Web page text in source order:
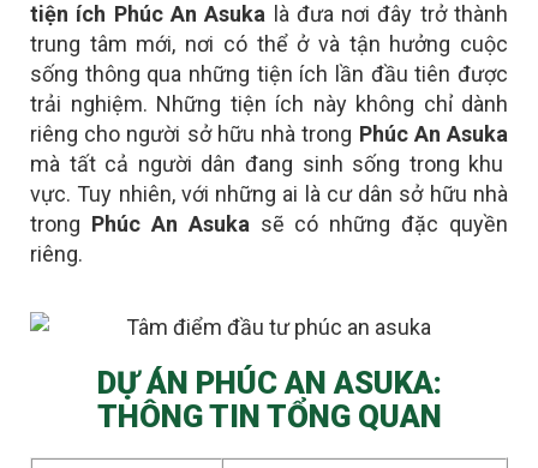
tiện ích Phúc An Asuka là đưa nơi đây trở thành
trung tâm mới, nơi có thể ở và tận hưởng cuộc
sống thông qua những tiện ích lần đầu tiên được
trải nghiệm. Những tiện ích này không chỉ dành
riêng cho người sở hữu nhà trong Phúc An Asuka
mà tất cả người dân đang sinh sống trong khu
vực. Tuy nhiên, với những ai là cư dân sở hữu nhà
trong Phúc An Asukasẽ có những đặc quyền
riêng.
DỰ ÁN PHÚC AN ASUKA:
THÔNG TIN TỔNG QUAN